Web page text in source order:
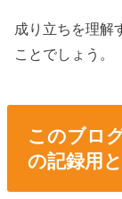
成り立ちを理解
ことでしょう。
このブロ
の記録用